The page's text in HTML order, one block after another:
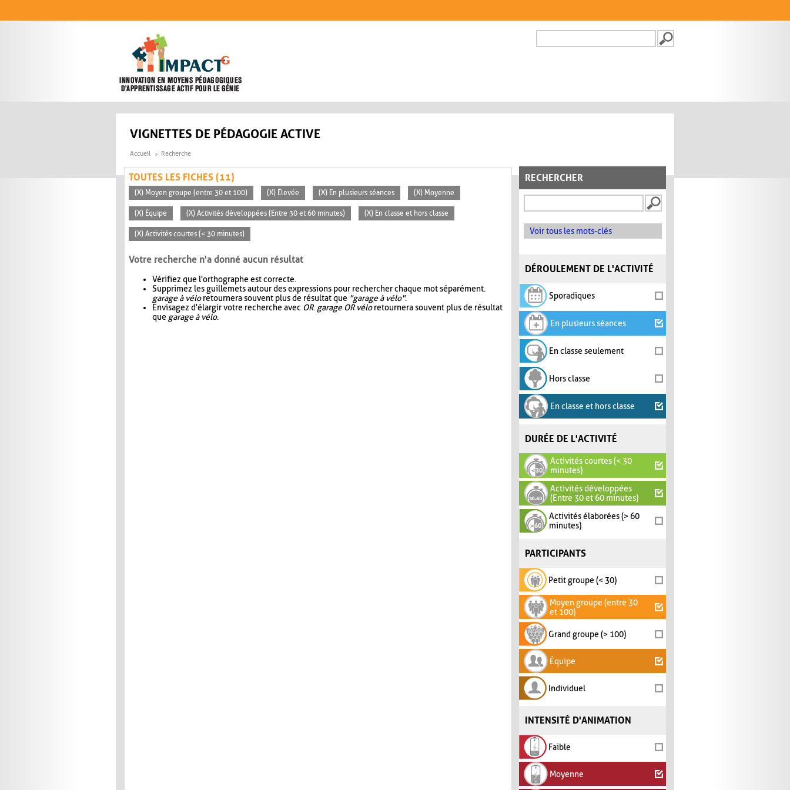
FORMULAIRE DE
VIGNETTES DE PÉDAGOGIE ACTIVE
Accueil Recherche
RECHERCHER
Voir tous les mots-clés
DÉROULEMENT DE L'ACTIVITÉ
Sporadiques
En plusieurs séances
En classe seulement
Hors classe
En classe et hors classe
DURÉE DE L'ACTIVITÉ
Activités courtes (< 30
minutes)
Activités développées
(Entre 30 et 60 minutes)
Activités élaborées (> 60
minutes)
PARTICIPANTS
Petit groupe (< 30)
Moyen groupe (entre 30
et 100)
Grand groupe (> 100)
Équipe
Individuel
INTENSITÉ D'ANIMATION
Faible
Moyenne
TOUTES LES FICHES (11)
(X) Moyen groupe (entre 30 et 100) (X) Élevée (X) En plusieurs séances (X) Moyenne
(X) Équipe (X) Activités développées (Entre 30 et 60 minutes) (X) En classe et hors classe
(X) Activités courtes (< 30 minutes)
Votre recherche n'a donné aucun résultat
Vérifiez que l'orthographe est correcte.
Supprimez les guillemets autour des expressions pour rechercher chaque mot séparément.
garage à véloretournera souvent plus de résultat que "garage à vélo".
Envisagez d'élargir votre recherche avec OR. garage OR véloretournera souvent plus de résultat
que garage à vélo.